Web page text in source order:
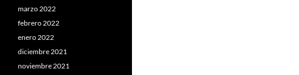
marzo 2022
febrero 2022
enero 2022
diciembre 2021
noviembre 2021